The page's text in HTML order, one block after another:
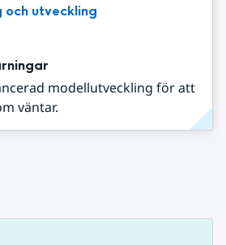
och utveckling
modellutveckling för att
väntar.